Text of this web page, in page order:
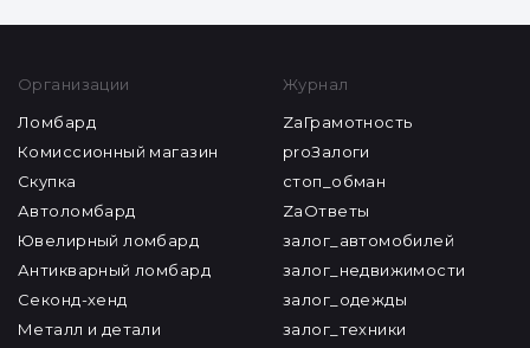
Организации
Ломбард
Комиссионный магазин
Скупка
Автоломбард
Ювелирный ломбард
Антикварный ломбард
Секонд-хенд
Металл и детали
Журнал
ZaГрамотность
proЗалоги
стоп_обман
ZaОтветы
залог_автомобилей
залог_недвижимости
залог_одежды
залог_техники